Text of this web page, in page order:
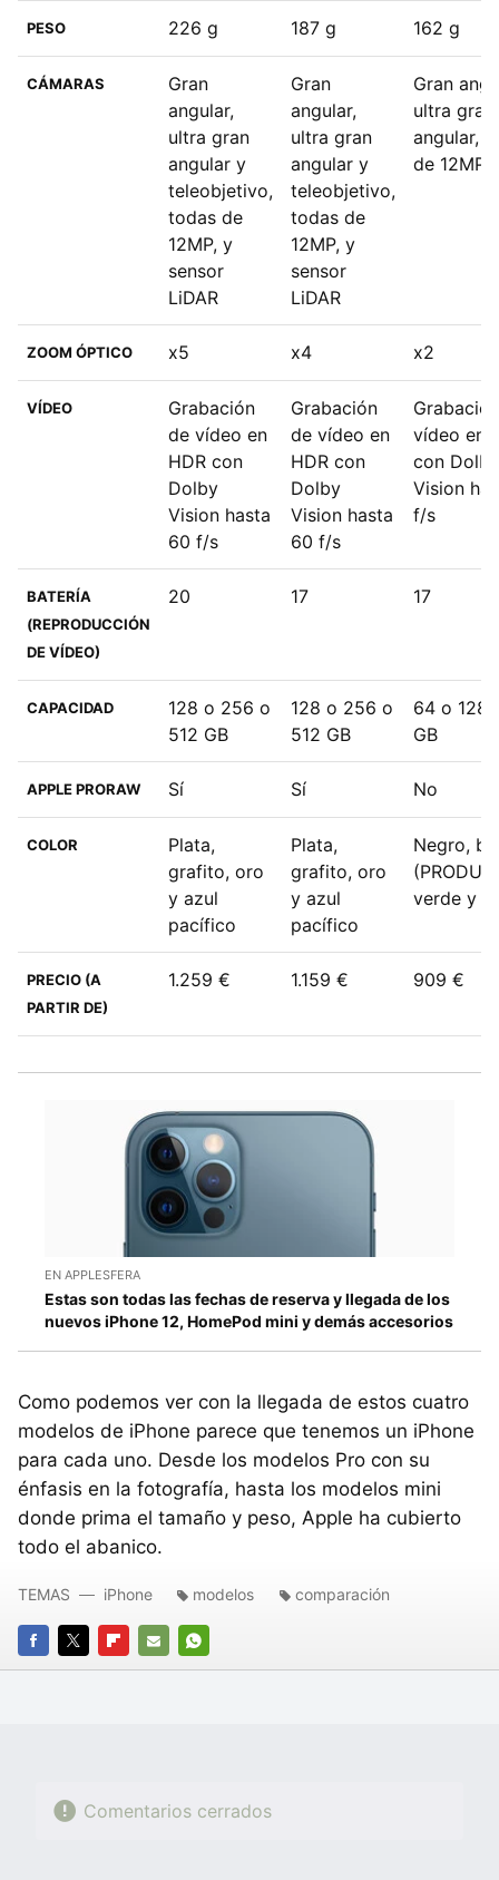
PESO 226 g 187 g 162 g
CÁMARAS
Gran
angular,
ultra gran
angular y
teleobjetivo,
todas de
12MP, y
sensor
LiDAR
Gran
angular,
ultra gran
angular y
teleobjetivo,
todas de
12MP, y
sensor
LiDAR
Gran
ultra gran
angular,
de 12MP
ZOOM ÓPTICO x5 x4 x2
VÍDEO
Grabación
de vídeo en
HDR con
Dolby
Vision hasta
60 f/s
Grabación
de vídeo en
HDR con
Dolby
Vision hasta
60 f/s
vídeo en
con Dolby
Vision
f/s
BATERÍA
(REPRODUCCIÓN
DE VÍDEO)
20 17 17
CAPACIDAD
128 o 256 o
512 GB
128 o 256 o
512 GB
64 o 128
GB
APPLE PRORAW Sí Sí No
COLOR
Plata,
grafito, oro
y azul
pacífico
Plata,
grafito, oro
y azul
pacífico
Negro,
verde y
PRECIO (A
PARTIR DE)
1.259 € 1.159 € 909 €
EN APPLESFERA
Estas son todas las fechas de reserva y llegada de los
nuevos iPhone 12, HomePod mini y demás accesorios
Como podemos ver con la llegada de estos cuatro
modelos de iPhone parece que tenemos un iPhone
para cada uno. Desde los modelos Pro con su
énfasis en la fotografía, hasta los modelos mini
donde prima el tamaño y peso, Apple ha cubierto
todo el abanico.
FACEBOOK
TWITTERFLIPBOARD
E-
WHATSAPP
TEMAS iPhone modelos comparación
Comentarios cerrados